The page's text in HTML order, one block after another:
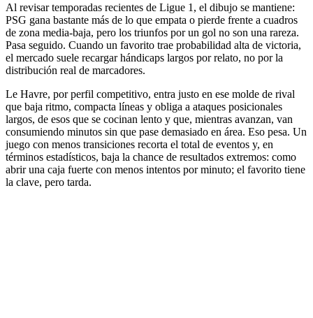
Al revisar temporadas recientes de Ligue 1, el dibujo se mantiene:
PSG gana bastante más de lo que empata o pierde frente a cuadros
de zona media-baja, pero los triunfos por un gol no son una rareza.
Pasa seguido. Cuando un favorito trae probabilidad alta de victoria,
el mercado suele recargar hándicaps largos por relato, no por la
distribución real de marcadores.
Le Havre, por perfil competitivo, entra justo en ese molde de rival
que baja ritmo, compacta líneas y obliga a ataques posicionales
largos, de esos que se cocinan lento y que, mientras avanzan, van
consumiendo minutos sin que pase demasiado en área. Eso pesa. Un
juego con menos transiciones recorta el total de eventos y, en
términos estadísticos, baja la chance de resultados extremos: como
abrir una caja fuerte con menos intentos por minuto; el favorito tiene
la clave, pero tarda.